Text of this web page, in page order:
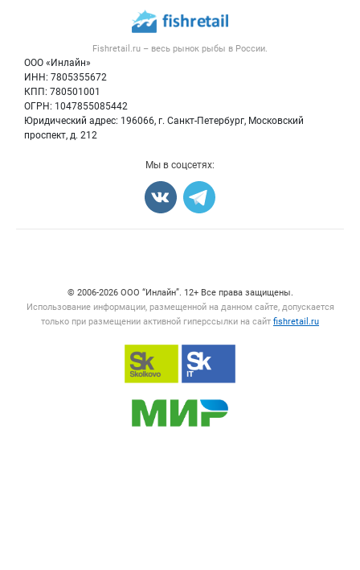
Fishretail.ru – весь рынок рыбы в России.
ООО «Инлайн»
ИНН: 7805355672
КПП: 780501001
ОГРН: 1047855085442
Юридический адрес: 196066, г. Санкт-Петербург, Московский
проспект, д. 212
Публичная оферта
Контактная информация
Политика обработки персональных данных
Новости рынка
Блог
Рыба
Икра
Мы в соцсетях:
© 2006‑2026 ООО “Инлайн”. 12+ Все права защищены.
Использование информации, размещенной на данном сайте, допускается
только при размещении активной гиперссылки на сайт fishretail.ru